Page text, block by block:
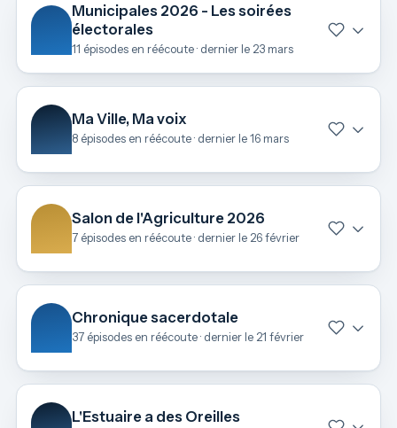
Municipales 2026 - Les soirées
électorales
11 épisodes en réécoute · dernier le 23 mars
Ma Ville, Ma voix
8 épisodes en réécoute · dernier le 16 mars
Salon de l'Agriculture 2026
7 épisodes en réécoute · dernier le 26 février
Chronique sacerdotale
37 épisodes en réécoute · dernier le 21 février
L'Estuaire a des Oreilles